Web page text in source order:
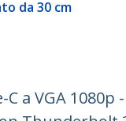
da 30 cm
a VGA 1080p